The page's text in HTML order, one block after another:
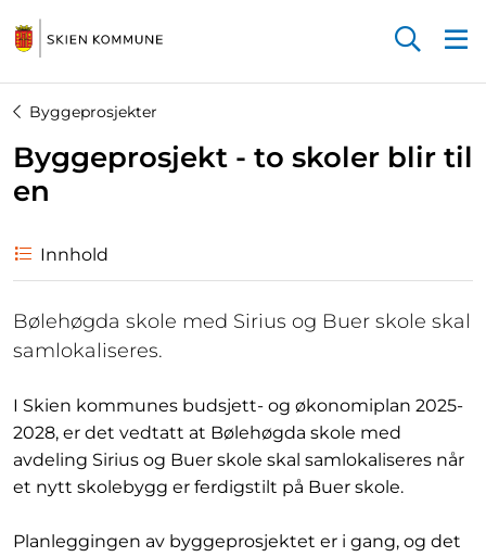
Byggeprosjekter
Byggeprosjekt - to skoler blir til
en
Innhold
Bølehøgda skole med Sirius og Buer skole skal
samlokaliseres.
I Skien kommunes budsjett- og økonomiplan 2025-
2028, er det vedtatt at Bølehøgda skole med
avdeling Sirius og Buer skole skal samlokaliseres når
et nytt skolebygg er ferdigstilt på Buer skole.
Planleggingen av byggeprosjektet er i gang, og det